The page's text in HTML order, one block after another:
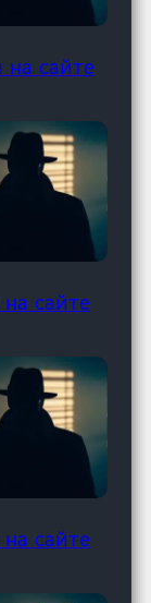
сайте
сайте
сайте